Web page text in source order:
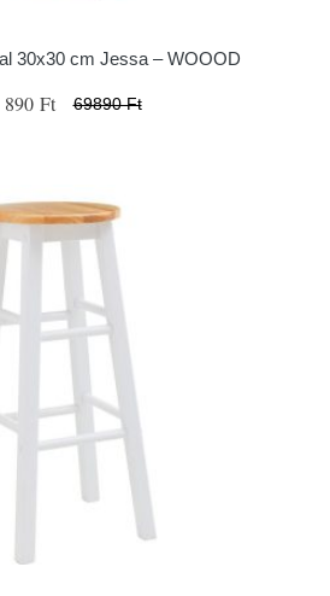
30x30 cm Jessa – WOOOD
Ft 69890 Ft